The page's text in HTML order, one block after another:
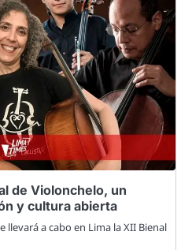
de Violonchelo, un
y cultura abierta
llevará a cabo en Lima la XII Bienal